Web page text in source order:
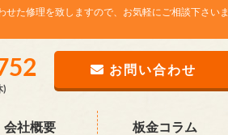
た修理を致しますので、お気軽にご相談下さいま
)
お問い合わせ
会社概要 板金コラム